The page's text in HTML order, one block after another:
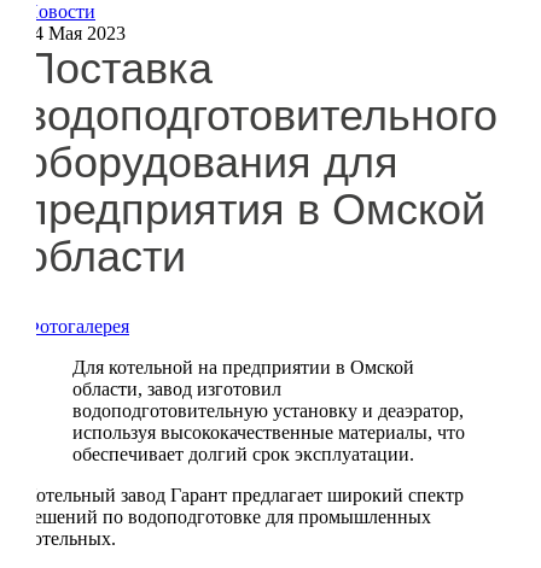
Новости
04 Мая 2023
Поставка
водоподготовительного
оборудования для
предприятия в Омской
области
Фотогалерея
Для котельной на предприятии в Омской
области, завод изготовил
водоподготовительную установку и деаэратор,
используя высококачественные материалы, что
обеспечивает долгий срок эксплуатации.
Котельный завод Гарант предлагает широкий спектр
решений по водоподготовке для промышленных
котельных.